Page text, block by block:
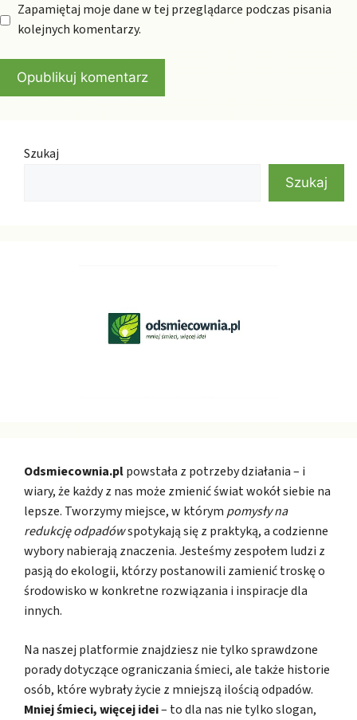
Zapamiętaj moje dane w tej przeglądarce podczas pisania
kolejnych komentarzy.
Szukaj
Szukaj
Odsmiecownia.plpowstała z potrzeby działania – i
wiary, że każdy z nas może zmienić świat wokół siebie na
lepsze. Tworzymy miejsce, w którym pomysły na
redukcję odpadówspotykają się z praktyką, a codzienne
wybory nabierają znaczenia. Jesteśmy zespołem ludzi z
pasją do ekologii, którzy postanowili zamienić troskę o
środowisko w konkretne rozwiązania i inspiracje dla
innych.
Na naszej platformie znajdziesz nie tylko sprawdzone
porady dotyczące ograniczania śmieci, ale także historie
osób, które wybrały życie z mniejszą ilością odpadów.
Mniej śmieci, więcej idei– to dla nas nie tylko slogan,